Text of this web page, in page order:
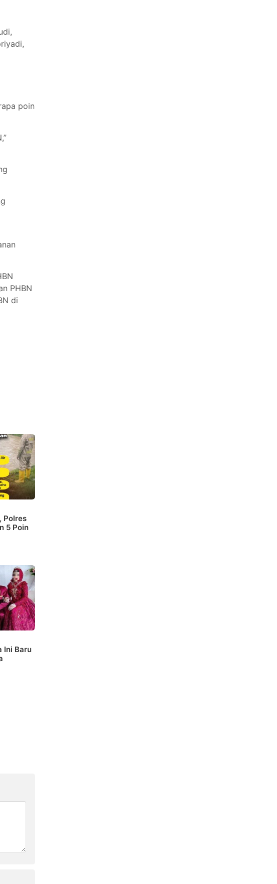
poin
PHBN
di
Polres
5 Poin
Ini Baru